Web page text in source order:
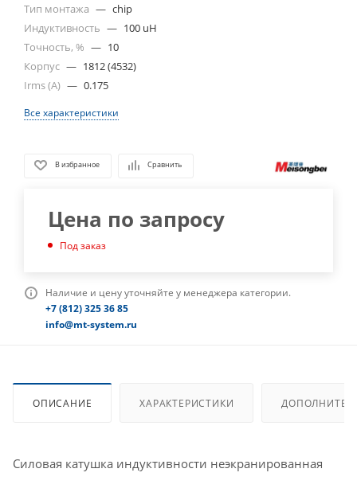
Тип монтажа — chip
Индуктивность — 100 uH
Точность, % — 10
Корпус — 1812 (4532)
Irms (A) — 0.175
Все характеристики
В избранное Сравнить
Цена по запросу
Под заказ
Наличие и цену уточняйте у менеджера категории.
+7 (812) 325 36 85
info@mt-system.ru
ОПИСАНИЕ ХАРАКТЕРИСТИКИ
Силовая катушка индуктивности неэкранированная